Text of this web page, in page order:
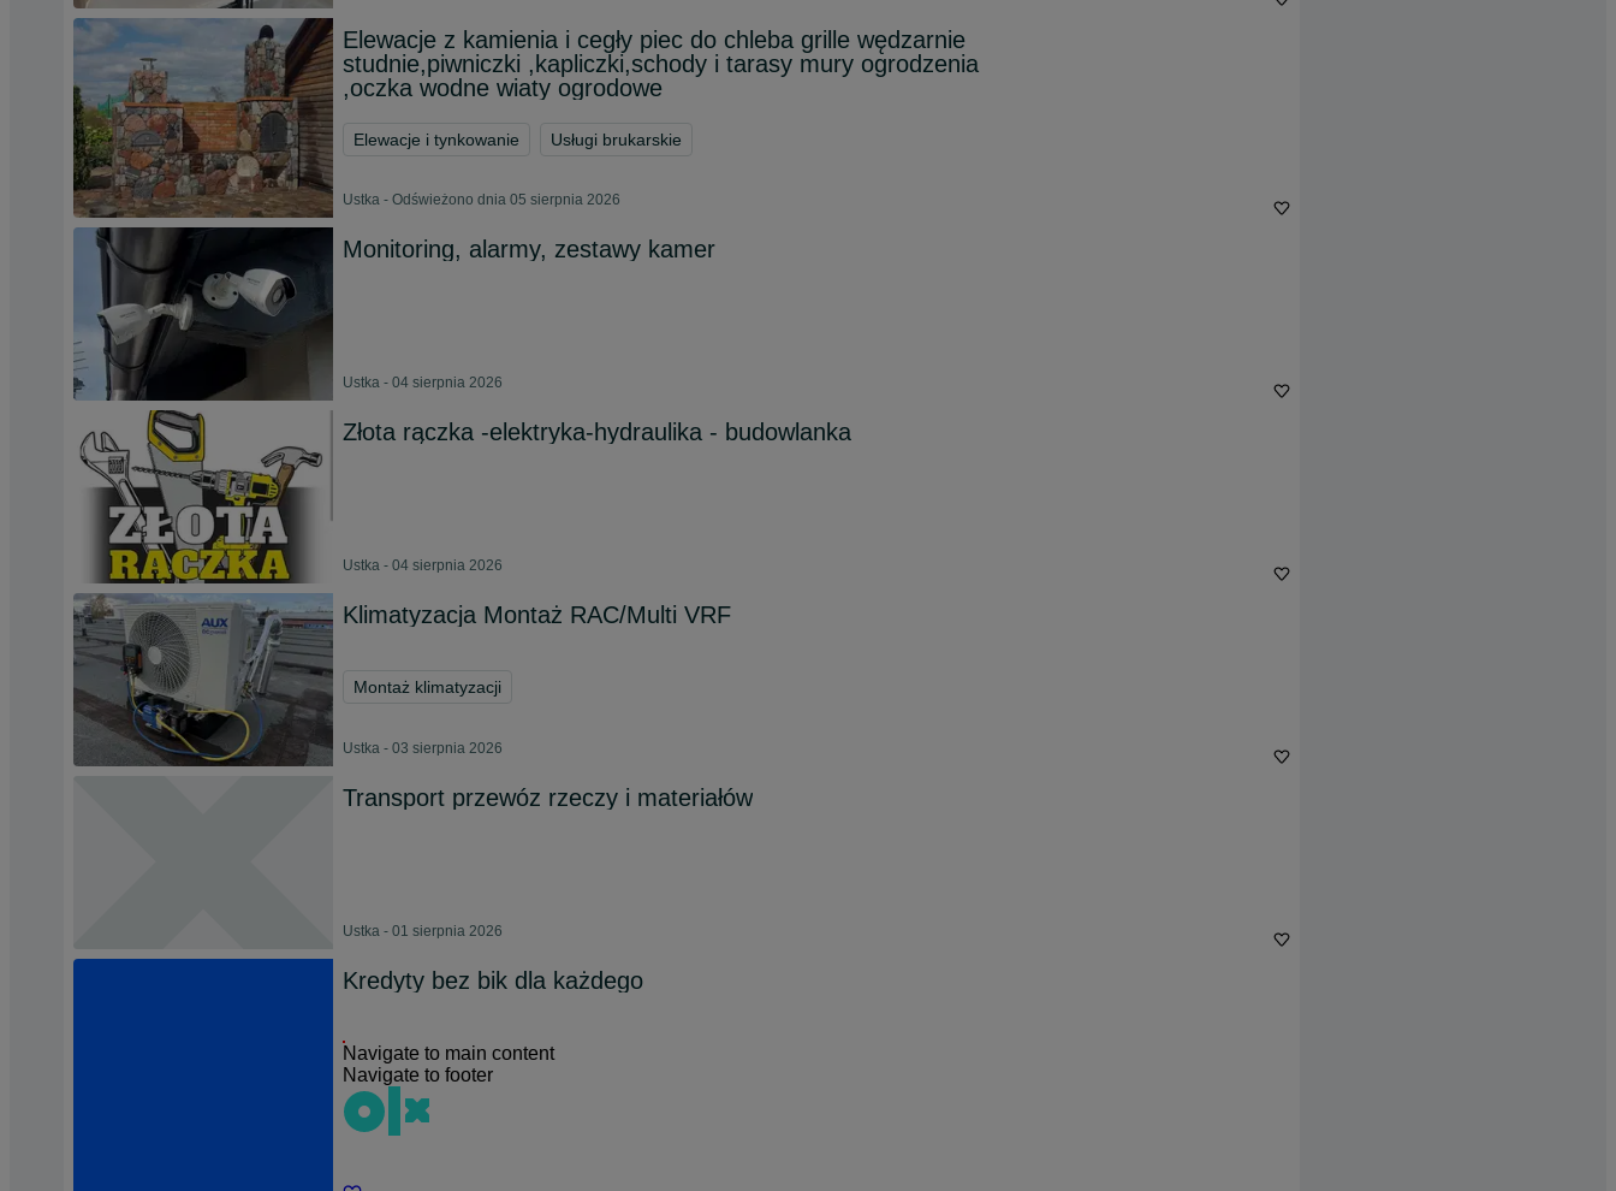
Elewacje z kamienia i cegły piec do chleba grille wędzarnie
studnie,piwniczki ,kapliczki,schody i tarasy mury ogrodzenia
,oczka wodne wiaty ogrodowe
Elewacje i tynkowanie Usługi brukarskie
Ustka - Odświeżono dnia 05 sierpnia 2026
Monitoring, alarmy, zestawy kamer
Ustka - 04 sierpnia 2026
Złota rączka -elektryka-hydraulika - budowlanka
Ustka - 04 sierpnia 2026
Klimatyzacja Montaż RAC/Multi VRF
Montaż klimatyzacji
Ustka - 03 sierpnia 2026
Transport przewóz rzeczy i materiałów
Ustka - 01 sierpnia 2026
Kredyty bez bik dla każdego
Navigate to main content
Navigate to footer